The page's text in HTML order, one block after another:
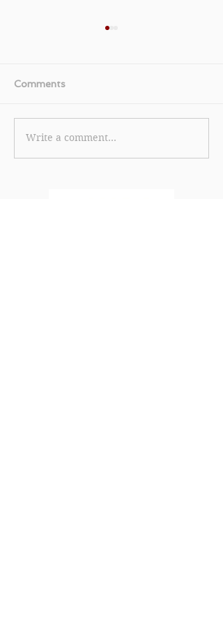
《Disney+優惠》- 將香港
電影金像獎作品 + 律政法
Comments
Write a comment...